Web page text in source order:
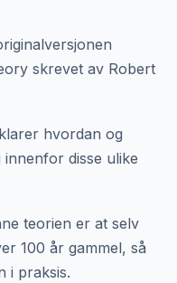
skrevet av Robert
hvordan og
disse ulike
teorien er at selv
100 år gammel, så
i praksis.